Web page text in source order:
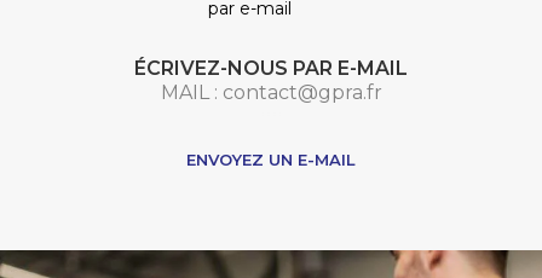
ÉCRIVEZ-NOUS PAR E-MAIL
MAIL : contact@gpra.fr
ENVOYEZ UN E-MAIL